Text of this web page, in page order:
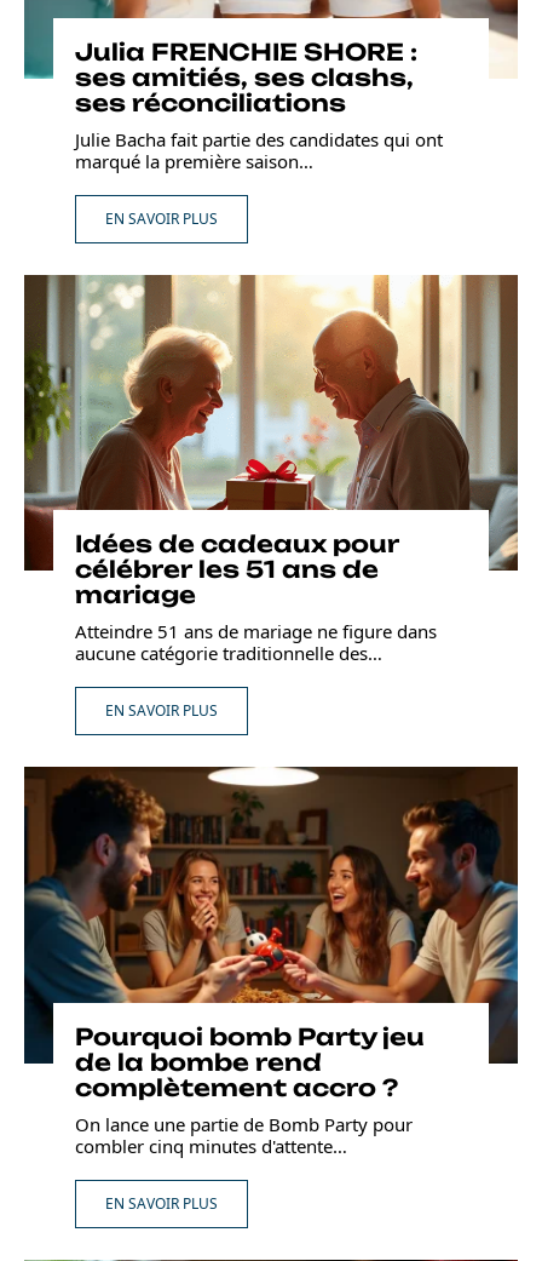
Julia FRENCHIE SHORE :
ses amitiés, ses clashs,
ses réconciliations
Julie Bacha fait partie des candidates qui ont
marqué la première saison…
EN SAVOIR PLUS
Idées de cadeaux pour
célébrer les 51 ans de
mariage
Atteindre 51 ans de mariage ne figure dans
aucune catégorie traditionnelle des…
EN SAVOIR PLUS
Pourquoi bomb Party jeu
de la bombe rend
complètement accro ?
On lance une partie de Bomb Party pour
combler cinq minutes d'attente…
EN SAVOIR PLUS